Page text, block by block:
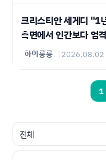
크리스티안 세게디 "1
측면에서 인간보다 엄
하이룽룽 2026.08.02
1